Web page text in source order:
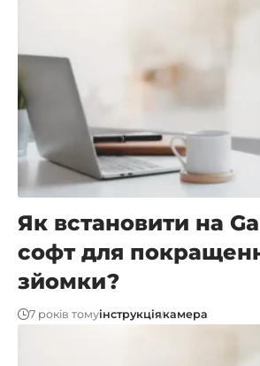
Як встановити на
софт для
зйомки?
7 років томуінструкціякамера